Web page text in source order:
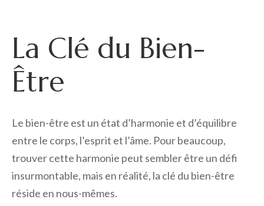
La Clé du Bien-
Être
Le bien-être est un état d’harmonie et d’équilibre
entre le corps, l’esprit et l’âme. Pour beaucoup,
trouver cette harmonie peut sembler être un défi
insurmontable, mais en réalité, la clé du bien-être
réside en nous-mêmes.